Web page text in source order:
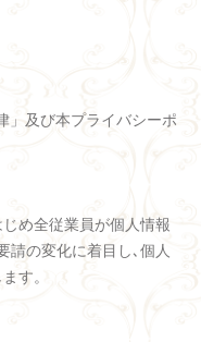
」及び本プライバシーポ
め全従業員が個人情報
請の変化に着目し､個人
す。